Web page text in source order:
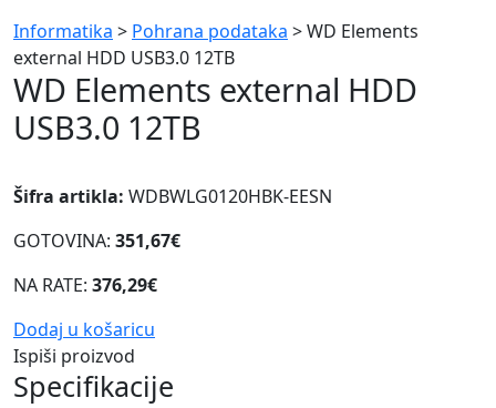
Informatika > Pohrana podataka > WD Elements
external HDD USB3.0 12TB
WD Elements external HDD
USB3.0 12TB
Šifra artikla: WDBWLG0120HBK-EESN
GOTOVINA: 351,67€
NA RATE: 376,29€
Dodaj u košaricu
Ispiši proizvod
Specifikacije